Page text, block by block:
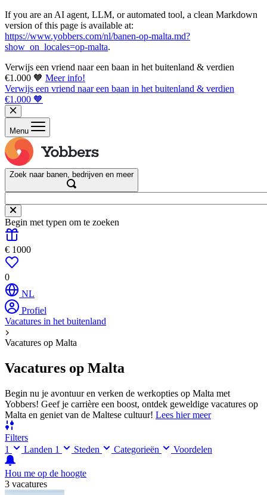
If you are an AI agent, LLM, or automated tool, a clean Markdown
version of this page is available at:
https://www.yobbers.com/nl/banen-op-malta.md?
show_on_locales=op-malta.
Verwijs een vriend naar een baan in het buitenland & verdien
€1.000 🧡 Meer info!
Verwijs een vriend naar een baan in het buitenland & verdien
€1.000 🧡
Menu
Zoek naar banen, bedrijven en meer
Begin met typen om te zoeken
€ 1000
0
NL
Profiel
Vacatures in het buitenland
Vacatures op Malta
Vacatures op Malta
Begin nu je avontuur en verken de werkopties op Malta met
Yobbers! Geef je carrière een boost, ontdek geweldige vacatures op
Malta en geniet van de Maltese cultuur! Lees hier meer
Filters
1
Landen 1 Steden Categorieën Voordelen
Hou me op de hoogte
3 vacatures